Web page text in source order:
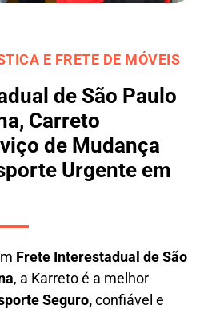
E FRETE DE MÓVEIS
de São Paulo
Carreto
de Mudança
Urgente em
Frete Interestadual de São
, a Karreto é a melhor
Seguro,confiável e